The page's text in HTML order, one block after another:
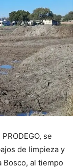
se
de limpieza y
al tiempo